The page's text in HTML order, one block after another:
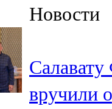
91,5 FM
106,1 FM
Кама
Новости
вручили